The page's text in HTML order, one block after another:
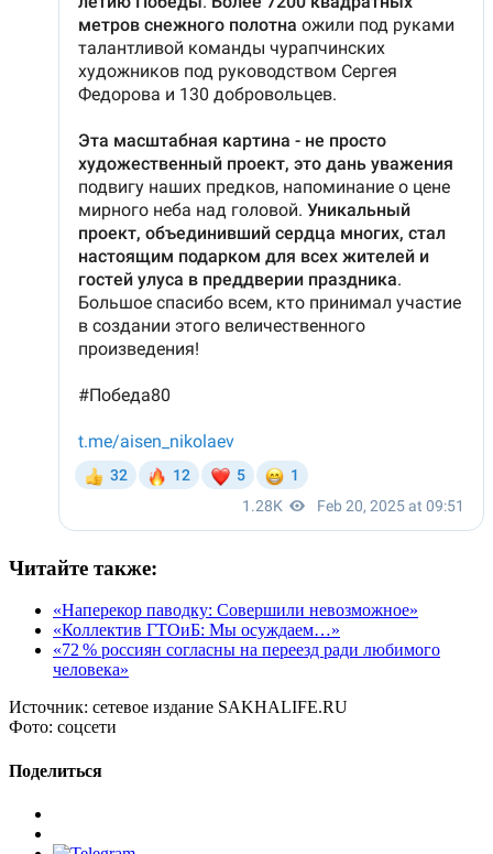
Читайте также:
«Наперекор паводку: Совершили невозможное»
«Коллектив ГТОиБ: Мы осуждаем…»
«72 % россиян согласны на переезд ради любимого
человека»
Источник: сетевое издание SAKHALIFE.RU
Фото: соцсети
Поделиться